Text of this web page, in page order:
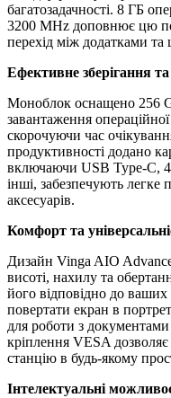
багатозадачності. 8 ГБ
3200 MHz доповнює цю
перехід між додатками
Ефективне зберігання
Моноблок оснащено 256
завантаження
скорочуючи час
продуктивності додано
включаючи USB Type-C,
інші, забезпечують легке
аксесуарів.
Комфорт та
Дизайн Vinga AIO
висоті, нахилу та
його відповідно до
повертати екран в
для роботи з
кріплення VESA
станцію в будь-якому
Інтелектуальні